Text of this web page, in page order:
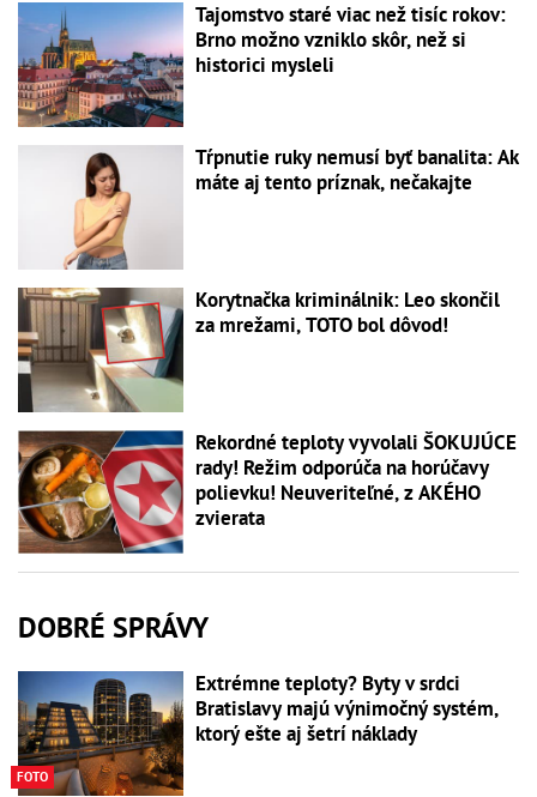
Tajomstvo staré viac než tisíc rokov:
Brno možno vzniklo skôr, než si
historici mysleli
Tŕpnutie ruky nemusí byť banalita: Ak
máte aj tento príznak, nečakajte
Korytnačka kriminálnik: Leo skončil
za mrežami, TOTO bol dôvod!
Rekordné teploty vyvolali ŠOKUJÚCE
rady! Režim odporúča na horúčavy
polievku! Neuveriteľné, z AKÉHO
zvierata
DOBRÉ SPRÁVY
FOTO
Extrémne teploty? Byty v srdci
Bratislavy majú výnimočný systém,
ktorý ešte aj šetrí náklady